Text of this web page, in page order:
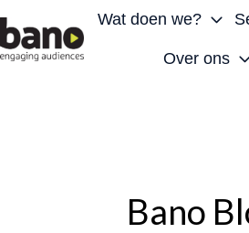
Wat doen we?
Over ons
Bano